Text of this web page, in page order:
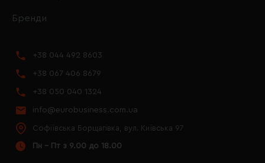
Бренди
+38 044 492 8603
+38 067 406 8679
+38 050 040 1324
info@eurobusiness.com.ua
Софіївська Борщагівка, вул. Київська 97
Пн - Пт з 9.00 до 18.00